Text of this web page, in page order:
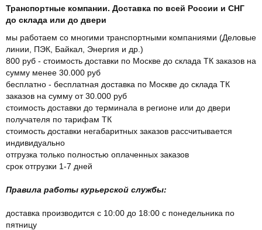
Транспортные компании. Доставка по всей России и СНГ
до склада или до двери
мы работаем со многими транспортными компаниями (Деловые
линии, ПЭК, Байкал, Энергия и др.)
800 руб - стоимость доставки по Москве до склада ТК заказов на
сумму менее 30.000 руб
бесплатно - бесплатная доставка по Москве до склада ТК
заказов на сумму от 30.000 руб
стоимость доставки до терминала в регионе или до двери
получателя по тарифам ТК
стоимость доставки негабаритных заказов рассчитывается
индивидуально
отгрузка только полностью оплаченных заказов
срок отгрузки 1-7 дней
Правила работы курьерской службы:
доставка производится с 10:00 до 18:00 с понедельника по
пятницу